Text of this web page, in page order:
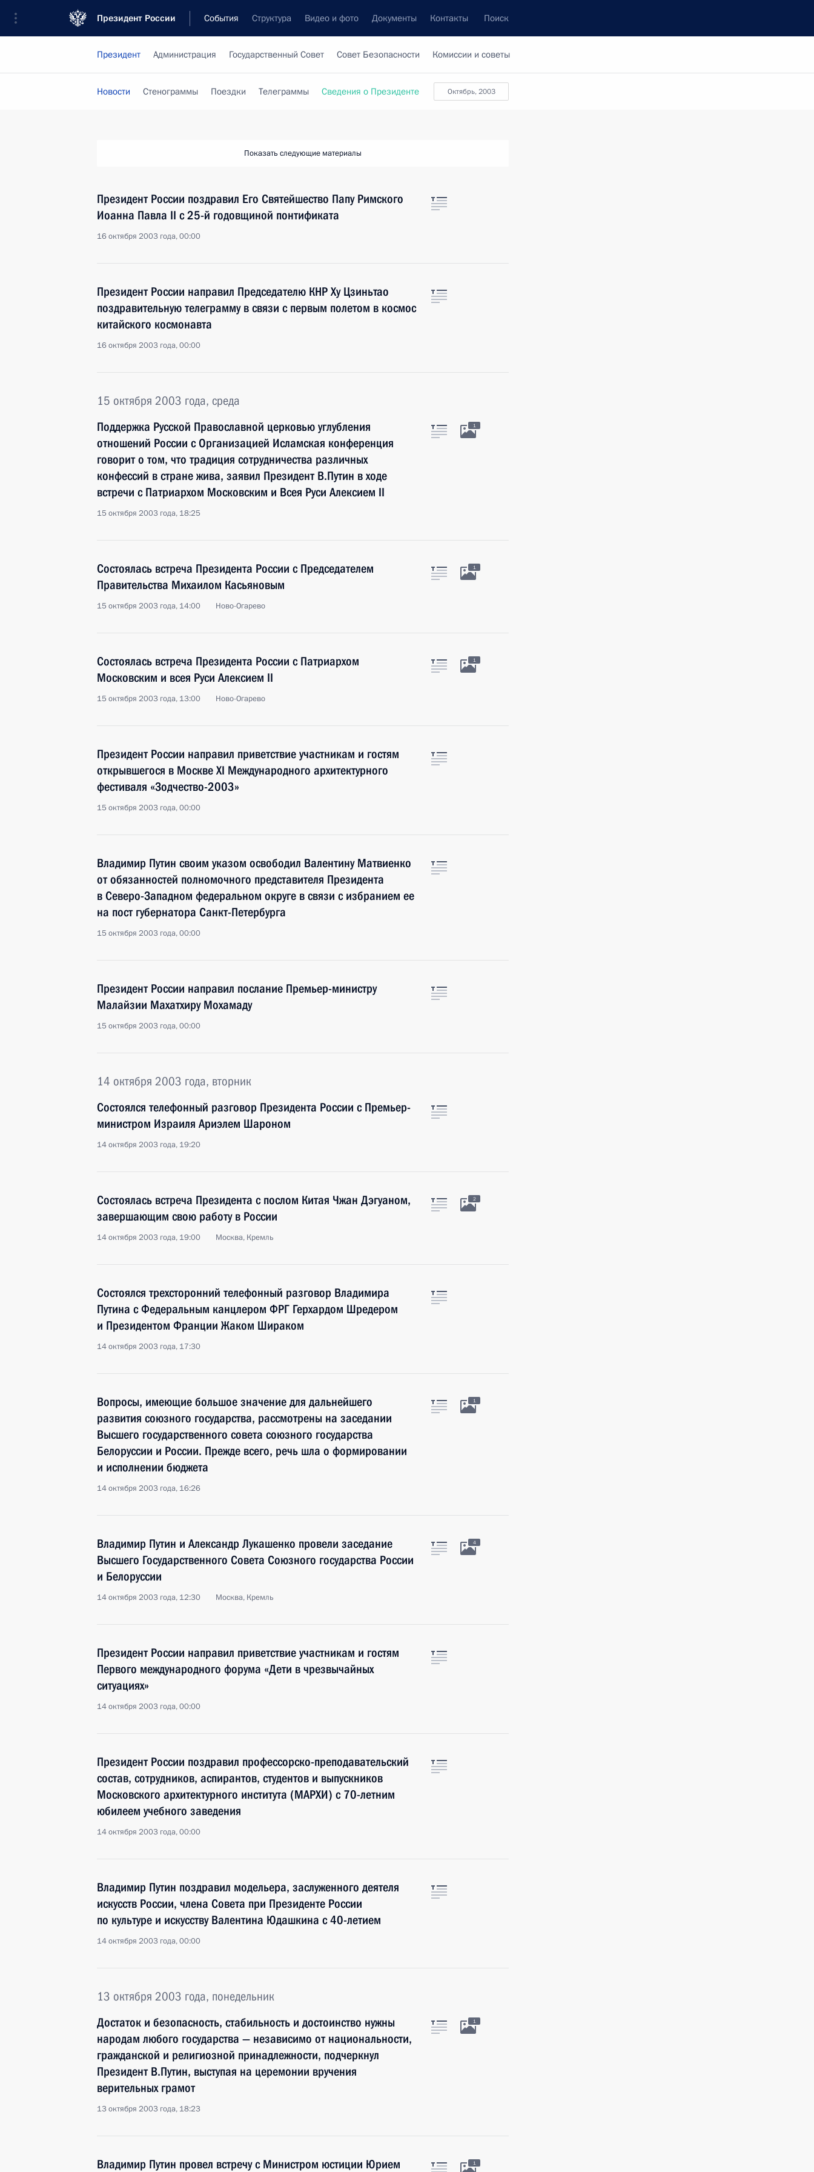
Президент России События Структура Видео и фото Документы Контакты Поиск
Президент Администрация Государственный Совет Совет Безопасности Комиссии и советы
октябрь, 2003
Новости Стенограммы Поездки Телеграммы Сведения о Президенте
Показать следующие материалы
Президент России поздравил Его Святейшество Папу Римского
Иоанна Павла II с 25-й годовщиной понтификата
16 октября 2003 года, 00:00
Президент России направил Председателю КНР Ху Цзиньтао
поздравительную телеграмму в связи с первым полетом в космос
китайского космонавта
16 октября 2003 года, 00:00
15 октября 2003 года, среда
Поддержка Русской Православной церковью углубления
отношений России с Организацией Исламская конференция
говорит о том, что традиция сотрудничества различных
конфессий в стране жива, заявил Президент В.Путин в ходе
встречи с Патриархом Московским и Всея Руси Алексием II
15 октября 2003 года, 18:25
1
Состоялась встреча Президента России с Председателем
Правительства Михаилом Касьяновым
15 октября 2003 года, 14:00 Ново-Огарево
1
Состоялась встреча Президента России с Патриархом
Московским и всея Руси Алексием II
15 октября 2003 года, 13:00 Ново-Огарево
1
Президент России направил приветствие участникам и гостям
открывшегося в Москве XI Международного архитектурного
фестиваля «Зодчество-2003»
15 октября 2003 года, 00:00
Владимир Путин своим указом освободил Валентину Матвиенко
от обязанностей полномочного представителя Президента
в Северо-Западном федеральном округе в связи с избранием ее
на пост губернатора Санкт-Петербурга
15 октября 2003 года, 00:00
Президент России направил послание Премьер-министру
Малайзии Махатхиру Мохамаду
15 октября 2003 года, 00:00
14 октября 2003 года, вторник
Состоялся телефонный разговор Президента России с Премьер-
министром Израиля Ариэлем Шароном
14 октября 2003 года, 19:20
Состоялась встреча Президента с послом Китая Чжан Дэгуаном,
завершающим свою работу в России
14 октября 2003 года, 19:00 Москва, Кремль
2
Состоялся трехсторонний телефонный разговор Владимира
Путина с Федеральным канцлером ФРГ Герхардом Шредером
и Президентом Франции Жаком Шираком
14 октября 2003 года, 17:30
Вопросы, имеющие большое значение для дальнейшего
развития союзного государства, рассмотрены на заседании
Высшего государственного совета союзного государства
Белоруссии и России. Прежде всего, речь шла о формировании
и исполнении бюджета
14 октября 2003 года, 16:26
1
Владимир Путин и Александр Лукашенко провели заседание
Высшего Государственного Совета Союзного государства России
и Белоруссии
14 октября 2003 года, 12:30 Москва, Кремль
4
Президент России направил приветствие участникам и гостям
Первого международного форума «Дети в чрезвычайных
ситуациях»
14 октября 2003 года, 00:00
Президент России поздравил профессорско-преподавательский
состав, сотрудников, аспирантов, студентов и выпускников
Московского архитектурного института (МАРХИ) с 70-летним
юбилеем учебного заведения
14 октября 2003 года, 00:00
Владимир Путин поздравил модельера, заслуженного деятеля
искусств России, члена Совета при Президенте России
по культуре и искусству Валентина Юдашкина с 40-летием
14 октября 2003 года, 00:00
13 октября 2003 года, понедельник
Достаток и безопасность, стабильность и достоинство нужны
народам любого государства — независимо от национальности,
гражданской и религиозной принадлежности, подчеркнул
Президент В.Путин, выступая на церемонии вручения
верительных грамот
13 октября 2003 года, 18:23
1
Владимир Путин провел встречу с Министром юстиции Юрием 1